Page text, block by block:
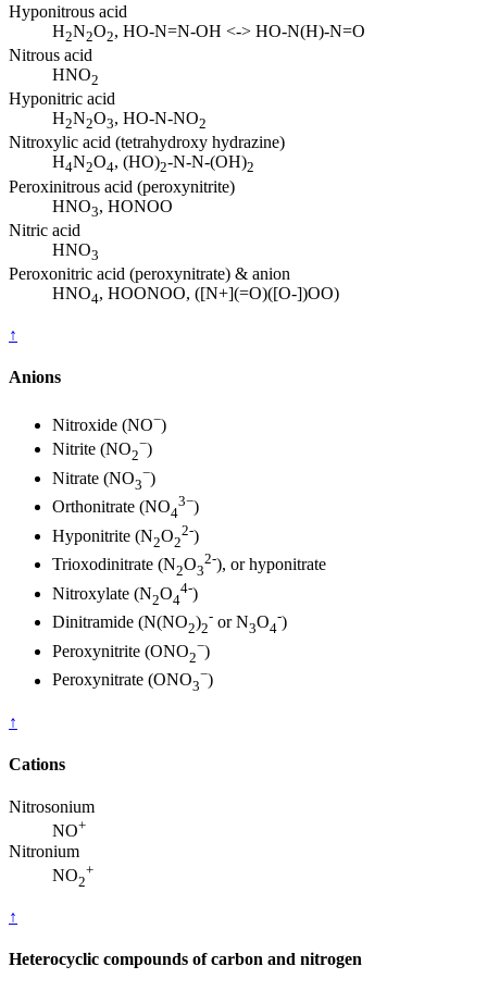
Hyponitrous acid
H2N2O2, HO-N=N-OH <-> HO-N(H)-N=O
Nitrous acid
HNO2
Hyponitric acid
H2N2O3, HO-N-NO2
Nitroxylic acid (tetrahydroxy hydrazine)
H4N2O4, (HO)2-N-N-(OH)2
Peroxinitrous acid (peroxynitrite)
HNO3, HONOO
Nitric acid
HNO3
Peroxonitric acid (peroxynitrate) & anion
HNO4, HOONOO, ([N+](=O)([O-])OO)
↑
Anions
Nitroxide (NO−)
Nitrite (NO2
−)
Nitrate (NO3
−)
Orthonitrate (NO4
3−)
Hyponitrite (N2O2
2-)
Trioxodinitrate (N2O3
2-), or hyponitrate
Nitroxylate (N2O4
4-)
Dinitramide (N(NO2)2
- or N3O4
-)
Peroxynitrite (ONO2
−)
Peroxynitrate (ONO3
−)
↑
Cations
Nitrosonium
NO+
Nitronium
NO2
+
↑
Heterocyclic compounds of carbon and nitrogen